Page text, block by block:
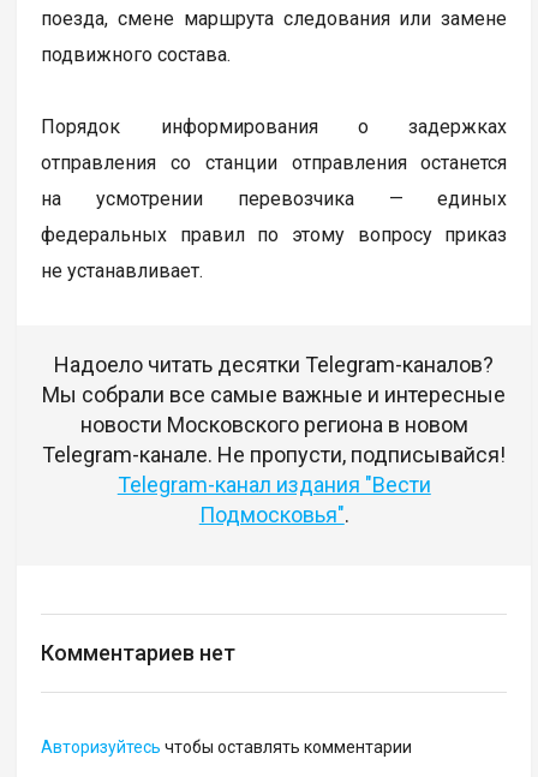
поезда, смене маршрута следования или замене
подвижного состава.
Порядок информирования о задержках
отправления со станции отправления останется
на усмотрении перевозчика — единых
федеральных правил по этому вопросу приказ
не устанавливает.
Надоело читать десятки Telegram-каналов?
Мы собрали все самые важные и интересные
новости Московского региона в новом
Telegram-канале. Не пропусти, подписывайся!
Telegram-канал издания "Вести
Подмосковья".
Комментариев нет
Авторизуйтесь чтобы оставлять комментарии